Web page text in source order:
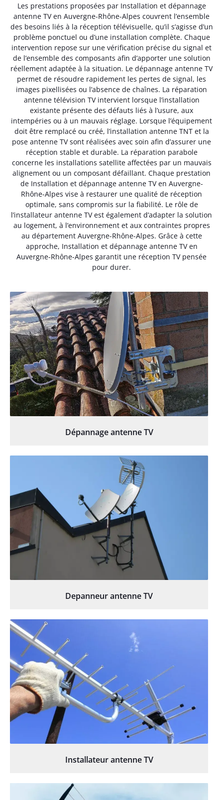
Les prestations proposées par Installation et dépannage
antenne TV en Auvergne-Rhône-Alpes couvrent l’ensemble
des besoins liés à la réception télévisuelle, qu’il s’agisse d’un
problème ponctuel ou d’une installation complète. Chaque
intervention repose sur une vérification précise du signal et
de l’ensemble des composants afin d’apporter une solution
réellement adaptée à la situation. Le dépannage antenne TV
permet de résoudre rapidement les pertes de signal, les
images pixellisées ou l’absence de chaînes. La réparation
antenne télévision TV intervient lorsque l’installation
existante présente des défauts liés à l’usure, aux
intempéries ou à un mauvais réglage. Lorsque l’équipement
doit être remplacé ou créé, l’installation antenne TNT et la
pose antenne TV sont réalisées avec soin afin d’assurer une
réception stable et durable. La réparation parabole
concerne les installations satellite affectées par un mauvais
alignement ou un composant défaillant. Chaque prestation
de Installation et dépannage antenne TV en Auvergne-
Rhône-Alpes vise à restaurer une qualité de réception
optimale, sans compromis sur la fiabilité. Le rôle de
l’installateur antenne TV est également d’adapter la solution
au logement, à l’environnement et aux contraintes propres
au département Auvergne-Rhône-Alpes. Grâce à cette
approche, Installation et dépannage antenne TV en
Auvergne-Rhône-Alpes garantit une réception TV pensée
pour durer.
Dépannage antenne TV
Depanneur antenne TV
Installateur antenne TV